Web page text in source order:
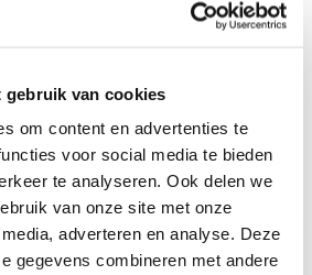
gebruik van cookies
om content en advertenties te
voor social media te bieden
te analyseren. Ook delen we
van onze site met onze
adverteren en analyse. Deze
gegevens combineren met andere